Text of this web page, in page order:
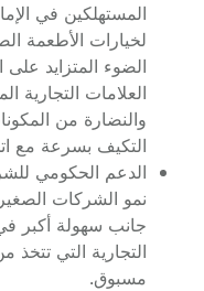
المستهلكين في
لخيارات الأطعمة
الضوء المتزايد
العلامات التجارية
والنضارة من
التكيف بسرعة مع
الدعم الحكومي
نمو الشركات
جانب سهولة أكبر
التجارية التي
مسبوق.